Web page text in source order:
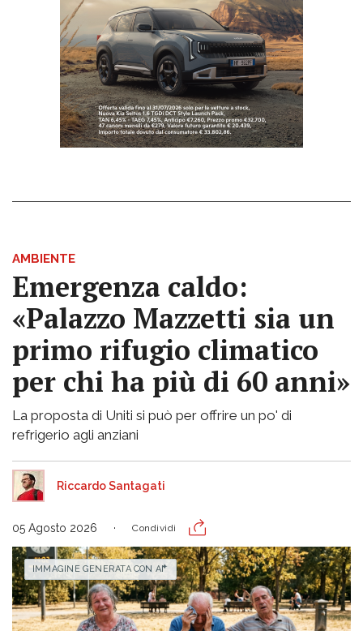
AMBIENTE
Emergenza caldo:
«Palazzo Mazzetti sia un
primo rifugio climatico
per chi ha più di 60 anni»
La proposta di Uniti si può per offrire un po' di
refrigerio agli anziani
Riccardo Santagati
05 Agosto 2026 Condividi
IMMAGINE GENERATA CON AI